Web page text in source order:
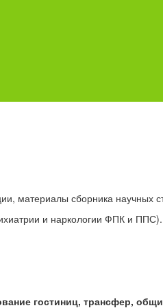
материалы сборника научных
и наркологии ФПК и ППС).
гостиниц, трансфер,